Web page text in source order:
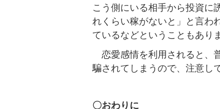
こう側にいる相手から投資に
れくらい稼がないと」と言わ
ているなどということもあり
恋愛感情を利用されると、
騙されてしまうので、注意し
〇おわりに